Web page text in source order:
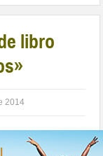
libro
2014